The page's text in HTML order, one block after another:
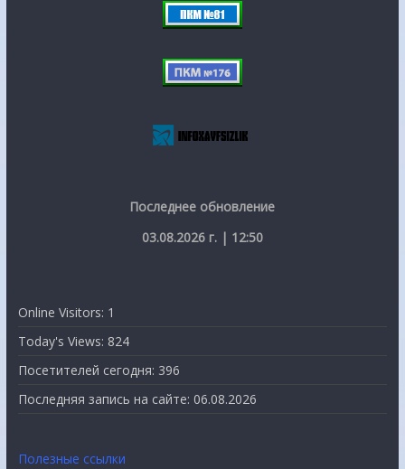
Последнее обновление
03.08.2026 г. | 12:50
Online Visitors: 1
Today's Views: 824
Посетителей сегодня: 396
Последняя запись на сайте: 06.08.2026
Полезные ссылки